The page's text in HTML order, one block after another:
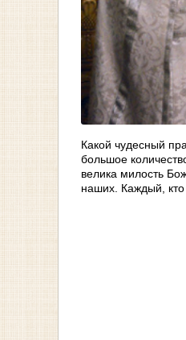
Какой чудесный
большое
велика милость
наших. Каждый,